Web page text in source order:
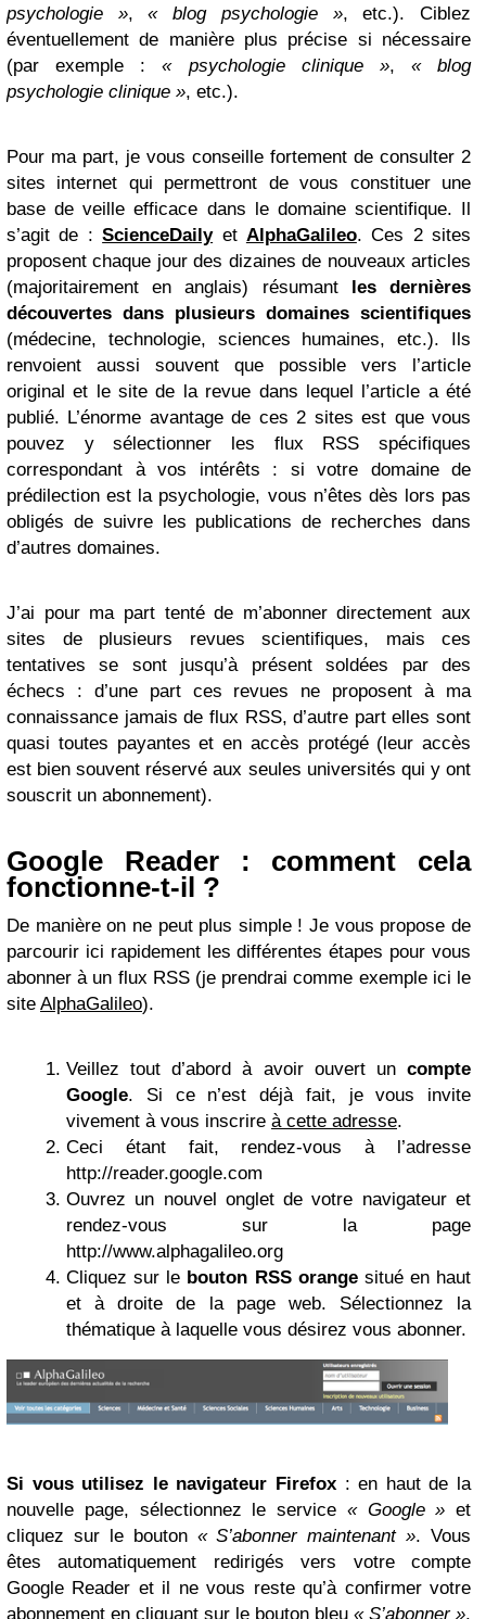
psychologie »,« blog psychologie », etc.). Ciblez
éventuellement de manière plus précise si nécessaire
(par exemple :« psychologie clinique », « blog
psychologie clinique », etc.).
Pour ma part, je vous conseille fortement de consulter 2
sites internet qui permettront de vous constituer une
base de veille efficace dans le domaine scientifique. Il
s’agit de :ScienceDailyet AlphaGalileo. Ces 2 sites
proposent chaque jour des dizaines de nouveaux articles
(majoritairement en anglais) résumant
les dernières
découvertes dans plusieurs domaines scientifiques
(médecine, technologie, sciences humaines, etc.). Ils
renvoient aussi souvent que possible vers l’article
original et le site de la revue dans lequel l’article a été
publié. L’énorme avantage de ces 2 sites est que vous
pouvez y sélectionner les flux RSS spécifiques
correspondant à vos intérêts : si votre domaine de
prédilection est la psychologie, vous n’êtes dès lors pas
obligés de suivre les publications de recherches dans
d’autres domaines.
J’ai pour ma part tenté de m’abonner directement aux
sites de plusieurs revues scientifiques, mais ces
tentatives se sont jusqu’à présent soldées par des
échecs : d’une part ces revues ne proposent à ma
connaissance jamais de flux RSS, d’autre part elles sont
quasi toutes payantes et en accès protégé (leur accès
est bien souvent réservé aux seules universités qui y ont
souscrit un abonnement).
Google Reader : comment cela
fonctionne-t-il ?
De manière on ne peut plus simple ! Je vous propose de
parcourir ici rapidement les différentes étapes pour vous
abonner à un flux RSS (je prendrai comme exemple ici le
site AlphaGalileo).
Veillez tout d’abord à avoir ouvert un compte
Google. Si ce n’est déjà fait, je vous invite
vivement à vous inscrire à cette adresse.
Ceci étant fait, rendez-vous à l’adresse
http://reader.google.com
Ouvrez un nouvel onglet de votre navigateur et
rendez-vous sur la page
http://www.alphagalileo.org
Cliquez sur le bouton RSS orangesitué en haut
et à droite de la page web. Sélectionnez la
thématique à laquelle vous désirez vous abonner.
Si vous utilisez le navigateur Firefox : en haut de la
nouvelle page, sélectionnez le service « Google » et
cliquez sur le bouton « S’abonner maintenant ». Vous
êtes automatiquement redirigés vers votre compte
Google Reader et il ne vous reste qu’à confirmer votre
abonnement en cliquant sur le bouton bleu « S’abonner ».